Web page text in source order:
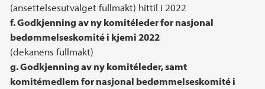
(ansettelsesutvalget fullmakt) hittil i 2022
f. Godkjenning av ny komitéleder for nasjonal
bedømmelseskomité i kjemi 2022
(dekanens fullmakt)
g. Godkjenning av ny komitéleder, samt
komitémedlem for nasjonal bedømmelseskomité i